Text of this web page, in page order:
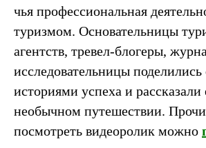
чья профессиональная
туризмом. Основательницы
агентств, тревел-блогеры,
исследовательницы
историями успеха и
необычном путешествии.
посмотреть видеоролик можно